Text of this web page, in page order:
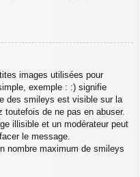
images utilisées pour
exemple : :) signifie
des smileys est visible sur la
de ne pas en abuser.
illisible et un modérateur peut
le message.
nombre maximum de smileys